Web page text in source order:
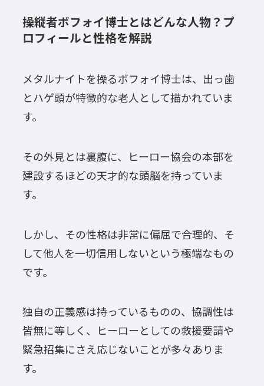
操縦者ボフォイ博士とはどんな人物？プ
ロフィールと性格を解説
メタルナイトを操るボフォイ博士は、出っ歯
とハゲ頭が特徴的な老人として描かれていま
す。
その外見とは裏腹に、ヒーロー協会の本部を
建設するほどの天才的な頭脳を持っていま
す。
しかし、その性格は非常に偏屈で合理的、そ
して他人を一切信用しないという極端なもの
です。
独自の正義感は持っているものの、協調性は
皆無に等しく、ヒーローとしての救援要請や
緊急招集にさえ応じないことが多々ありま
す。